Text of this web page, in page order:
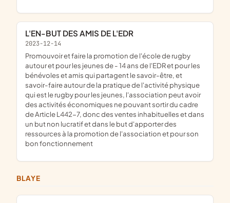
L'EN-BUT DES AMIS DE L'EDR
2023-12-14
promouvoir et faire la promotion de l'école de rugby
autour et pour les jeunes de - 14 ans de l'EDR et pour les
bénévoles et amis qui partagent le savoir-être, et
savoir-faire autour de la pratique de l'activité physique
qui est le rugby pour les jeunes, l'association peut avoir
des activités économiques ne pouvant sortir du cadre
de Article L442-7, donc des ventes inhabituelles et dans
un but non lucratif et dans le but d'apporter des
ressources à la promotion de l'association et pour son
bon fonctionnement
BLAYE